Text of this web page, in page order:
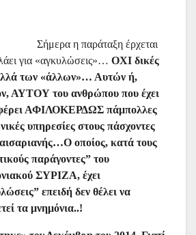
Σήμερα η παράταξη έρχεται
για «αγκυλώσεις»… ΟΧΙ δικές
των «άλλων»… Αυτών ή,
ΑΥΤΟΥ του ανθρώπου που έχει
ΑΦΙΛΟΚΕΡΔΩΣ πάμπολλες
υπηρεσίες στους πάσχοντες
οποίος, κατά τους
παράγοντες” του
ΣΥΡΙΖΑ, έχει
επειδή δεν θέλει να
τα μνημόνια..!